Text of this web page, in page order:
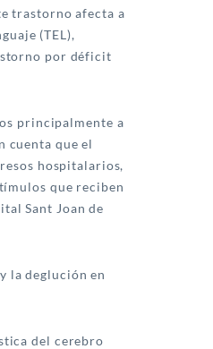
trastorno afecta a
(TEL),
por déficit
principalmente a
cuenta que el
hospitalarios,
que reciben
Sant Joan de
la deglución en
del cerebro